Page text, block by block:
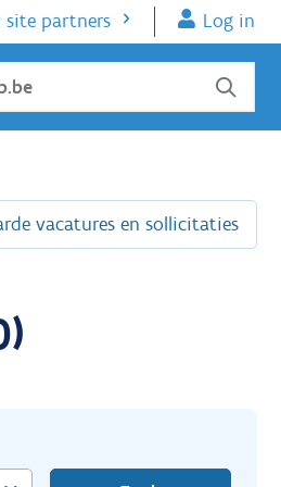
site partners Log in
vacatures en sollicitaties